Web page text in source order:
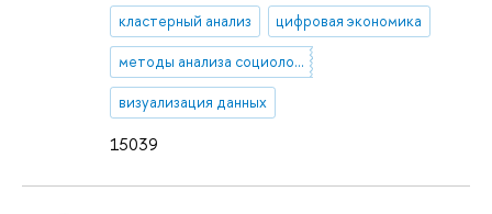
15039
кластерный анализ цифровая экономика
методы анализа социологической информации
визуализация данных